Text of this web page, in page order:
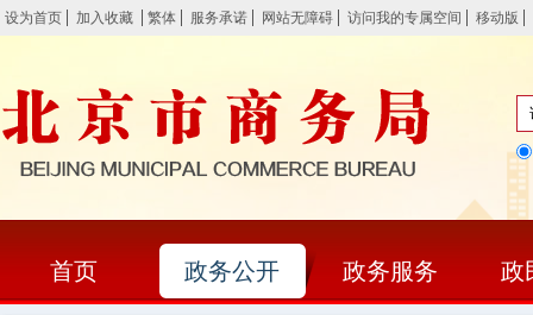
设为首页 加入收藏 繁体 服务承诺 网站无障碍 访问我的专属空间 移动版
首页 政务公开 政务服务 政